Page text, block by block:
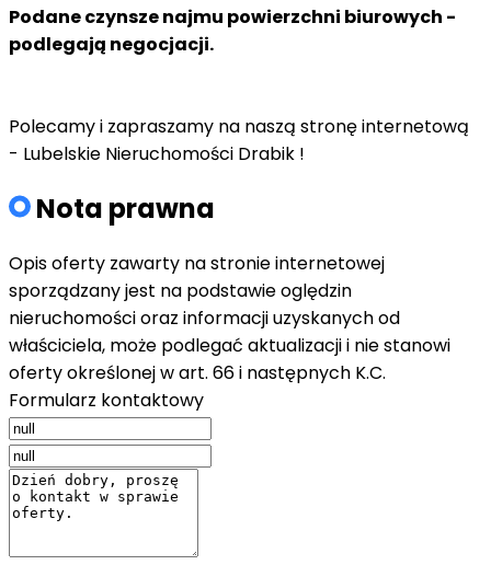
Podane czynsze najmu powierzchni biurowych -
podlegają negocjacji.
Polecamy i zapraszamy na naszą stronę internetową
- Lubelskie Nieruchomości Drabik !
Nota prawna
Opis oferty zawarty na stronie internetowej
sporządzany jest na podstawie oględzin
nieruchomości oraz informacji uzyskanych od
właściciela, może podlegać aktualizacji i nie stanowi
oferty określonej w art. 66 i następnych K.C.
Formularz kontaktowy